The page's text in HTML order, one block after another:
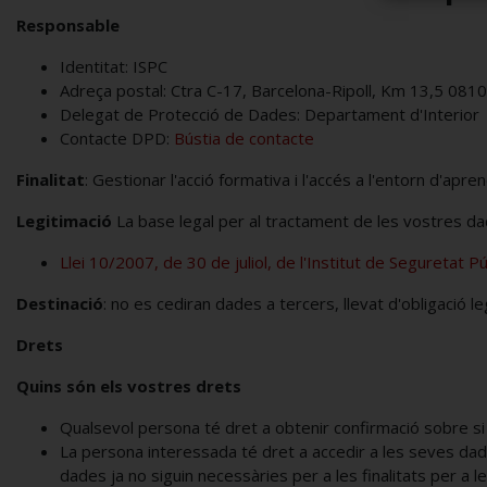
Responsable
Identitat: ISPC
Adreça postal: Ctra C-17, Barcelona-Ripoll, Km 13,5
Delegat de Protecció de Dades: Departament d'Interior
Contacte DPD: Bústia de contacte
Finalitat: Gestionar l'acció formativa i l'accés a l'entorn
Legitimació La base legal per al tractament de les vostres
Llei 10/2007, de 30 de juliol, de l'Institut de Seguretat
Destinació: no es cediran dades a tercers, llevat d'obligació
Drets
Quins són els vostres drets
Qualsevol persona té dret a obtenir confirmació sobre
La persona interessada té dret a accedir a les seves
dades ja no siguin necessàries per a les finalitats per a